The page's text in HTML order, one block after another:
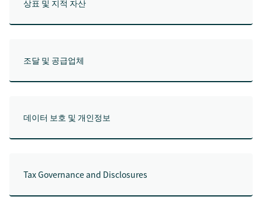
상표 및 지적 자산
조달 및 공급업체
데이터 보호 및 개인정보
Tax Governance and Disclosures